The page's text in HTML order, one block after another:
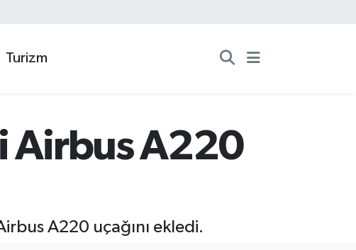
Turizm
Airbus A220
A220 uçağını ekledi.